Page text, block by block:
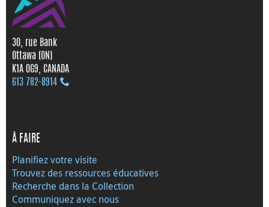
30, rue Bank
Ottawa (ON)
K1A 0G9, CANADA
613 782‑8914
À FAIRE
Planifiez votre visite
Trouvez des ressources éducatives
Recherche dans la Collection
Communiquez avec nous